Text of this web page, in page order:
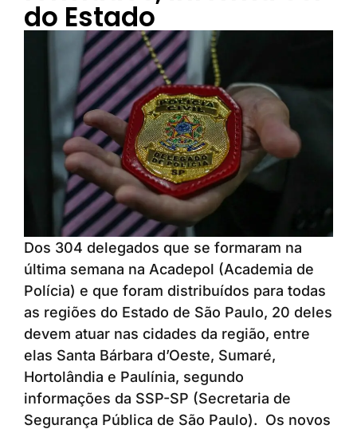
do Estado
Dos 304 delegados que se formaram na
última semana na Acadepol (Academia de
Polícia) e que foram distribuídos para todas
as regiões do Estado de São Paulo, 20 deles
devem atuar nas cidades da região, entre
elas Santa Bárbara d’Oeste, Sumaré,
Hortolândia e Paulínia, segundo
informações da SSP-SP (Secretaria de
Segurança Pública de São Paulo). Os novos